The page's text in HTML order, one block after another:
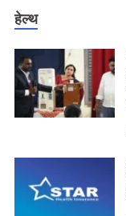
हेल्थ